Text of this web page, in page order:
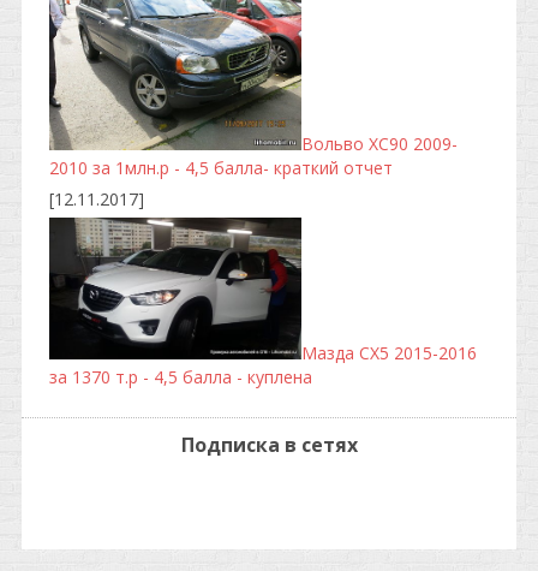
Вольво ХС90 2009-
2010 за 1млн.р - 4,5 балла- краткий отчет
[12.11.2017]
Мазда CX5 2015-2016
за 1370 т.р - 4,5 балла - куплена
Подписка в сетях